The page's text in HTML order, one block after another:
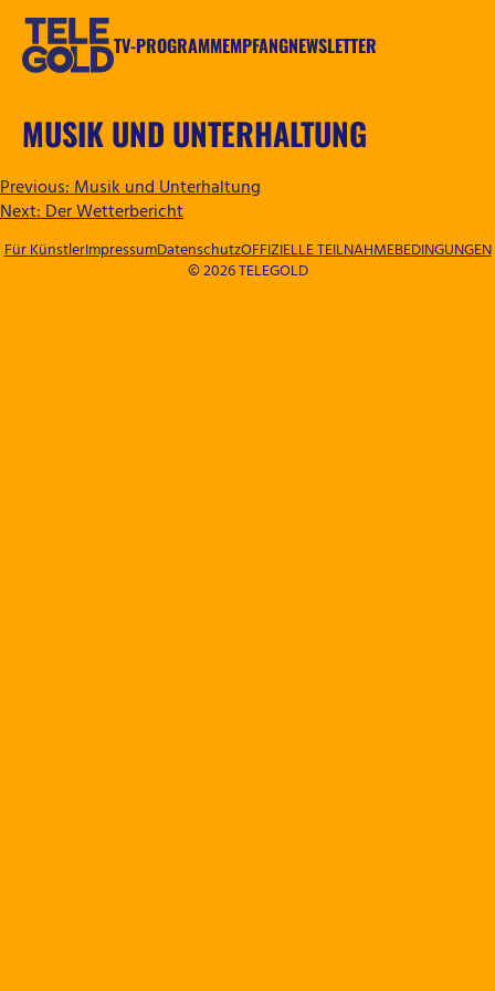
Zum
springen
TV-PROGRAMMEMPFANGNEWSLETTER
MUSIK UND UNTERHALTUNG
BEITRAGSNAVIGATION
Previous:Musik und Unterhaltung
Next:Der Wetterbericht
© 2026 TELEGOLD
Für KünstlerImpressumDatenschutzOFFIZIELLE TEILNAHMEBEDINGUNGEN